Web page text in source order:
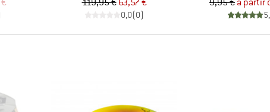
119,95 € 63,57 €
0,0(0)
9,95 € à partir